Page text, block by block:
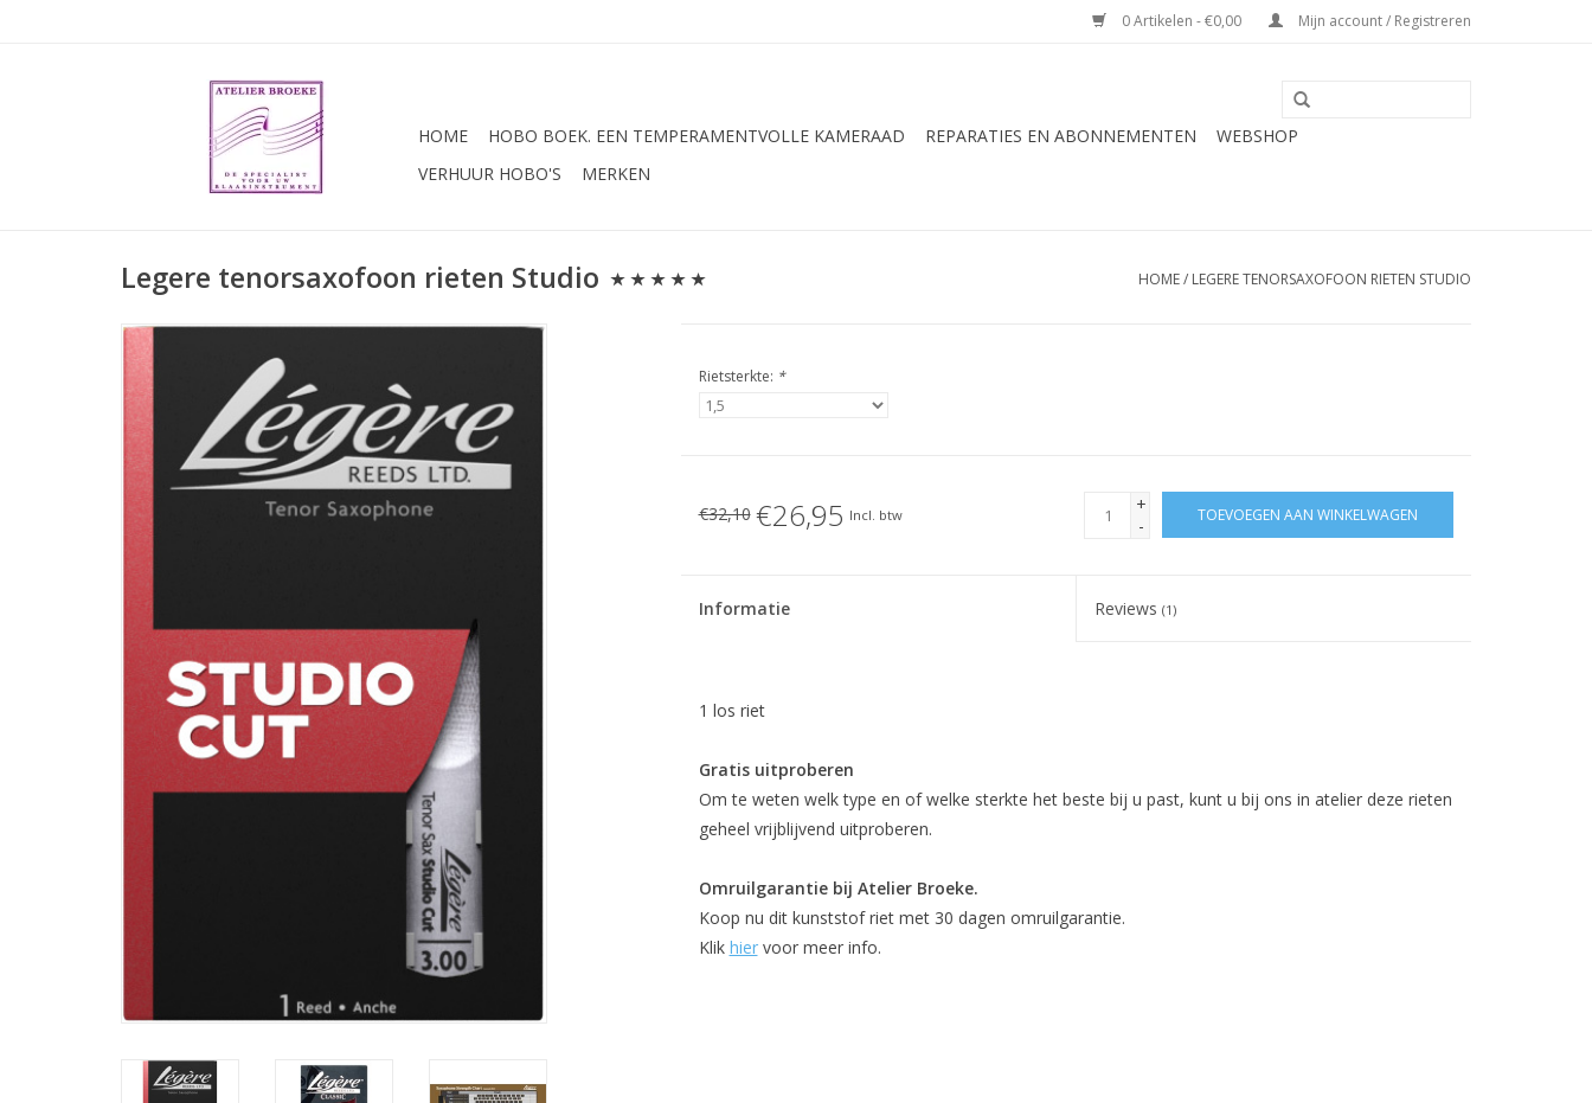
0 Artikelen - €0,00 Mijn account / Registreren
HOME HOBO BOEK. EEN TEMPERAMENTVOLLE KAMERAAD REPARATIES EN ABONNEMENTEN
WEBSHOP
VERHUUR HOBO'S
MERKEN
Legere tenorsaxofoon rieten Studio HOME/ LEGERE TENORSAXOFOON RIETEN STUDIO
Rietsterkte: *
€32,10 €26,95 Incl. btw
+
-
TOEVOEGEN AAN WINKELWAGEN
Informatie Reviews(1)
1 los riet
Gratis uitproberen
Om te weten welk type en of welke sterkte het beste bij u past, kunt u bij ons in atelier deze rieten
geheel vrijblijvend uitproberen.
Omruilgarantie bij Atelier Broeke.
Koop nu dit kunststof riet met 30 dagen omruilgarantie.
Klik hiervoor meer info.